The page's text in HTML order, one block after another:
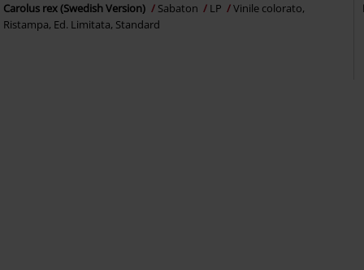
Carolus rex (Swedish Version) Sabaton LP
Vinile colorato,
Ristampa, Ed. Limitata, Standard